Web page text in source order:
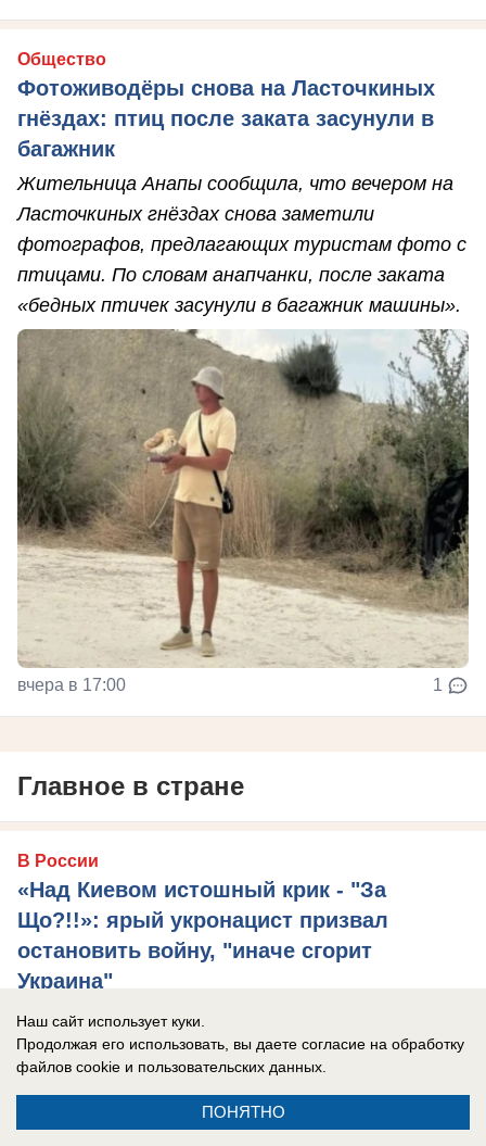
Общество
Фотоживодёры снова на Ласточкиных
гнёздах: птиц после заката засунули в
багажник
Жительница Анапы сообщила, что вечером на
Ласточкиных гнёздах снова заметили
фотографов, предлагающих туристам фото с
птицами. По словам анапчанки, после заката
«бедных птичек засунули в багажник машины».
вчера в 17:00 1
Главное в стране
В России
«Над Киевом истошный крик - "За
Що?!!»: ярый укронацист призвал
остановить войну, "иначе сгорит
Украина"
Игорь Мосийчук* подтвердил использование
складов гипермаркетов в Незалежной для
тайного хранения вооружений.
Наш сайт использует куки.
Продолжая его использовать, вы даете согласие на обработку
файлов cookie и пользовательских данных.
ПОНЯТНО